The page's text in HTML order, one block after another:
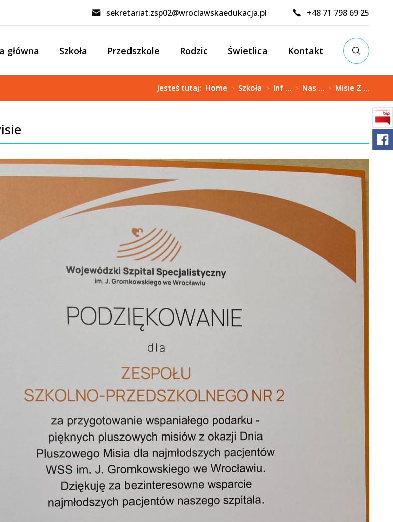
sekretariat.zsp02@wroclawskaedukacja.pl +48 71 798 69 25
główna Szkoła Przedszkole Rodzic Świetlica Kontakt
Jesteś tutaj: Home > Szkoła > Inf ... > Nas ... > Misie Z ...